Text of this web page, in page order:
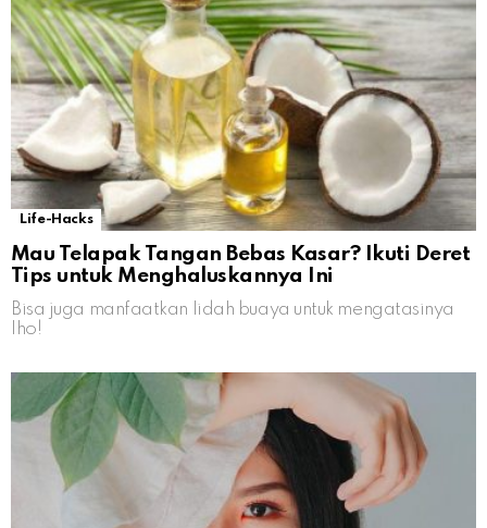
Life-Hacks
Mau Telapak Tangan Bebas Kasar? Ikuti Deret
Tips untuk Menghaluskannya Ini
Bisa juga manfaatkan lidah buaya untuk mengatasinya
lho!